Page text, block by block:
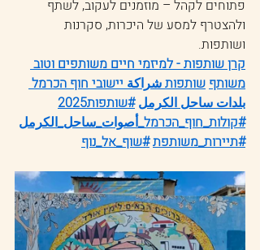
פתוחים לקהל – מוזמנים לעקוב, לשתף
ולהצטרף למסע של היכרות, סקרנות
ושותפות.
קרן שותפות - למיזמי חיים משותפים וטוב
משותףשותפות شراكة יישובי חוף הכרמל
بلدات ساحل الكرمل #שותפות2025
#קולות_חוף_הכרמל_أصوات_ساحل_الكرمل
#תיירות_משותפת#שוף_אל_נוף